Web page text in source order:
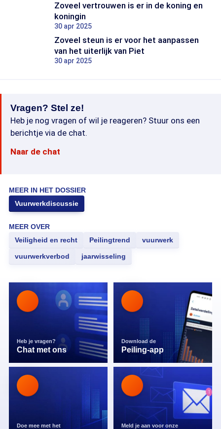
Zoveel vertrouwen is er in de koning en
koningin
30 apr 2025
Zoveel steun is er voor het aanpassen
van het uiterlijk van Piet
30 apr 2025
Vragen? Stel ze!
Heb je nog vragen of wil je reageren? Stuur ons een
berichtje via de chat.
Naar de chat
MEER IN HET DOSSIER
Vuurwerkdiscussie
MEER OVER
Veiligheid en recht
Peilingtrend vuurwerk
vuurwerkverbod jaarwisseling
Heb je vragen?
Chat met ons
Download de
Peiling-app
Doe mee met het Meld je aan voor onze